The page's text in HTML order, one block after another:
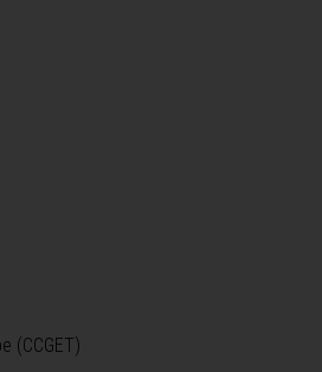
(CCGET)